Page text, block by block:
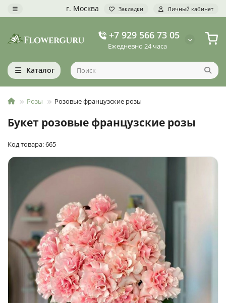
г. Москва Закладки Личный кабинет
+7 929 566 73 05
Ежедневно 24 часа
Каталог
Розы Розовые французские розы
Букет розовые французские розы
Код товара: 665